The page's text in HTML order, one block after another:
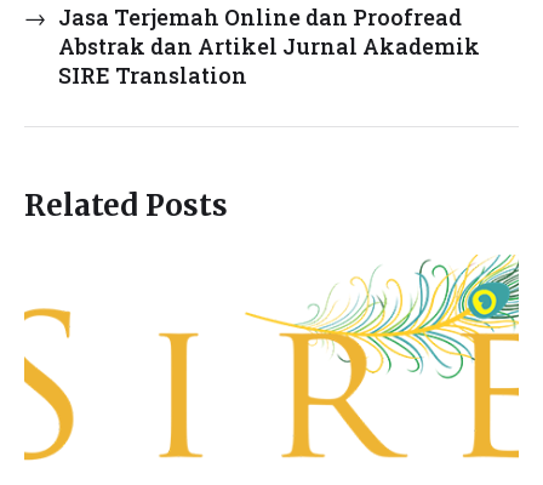
→ Jasa Terjemah Online dan Proofread
Abstrak dan Artikel Jurnal Akademik
SIRE Translation
Related Posts